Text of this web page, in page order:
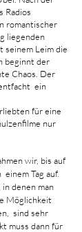
Radios
romantischer
liegenden
seinem Leim die
beginnt der
Chaos. Der
ein
für eine
nur
wir, bis auf
Tag auf.
denen man
Möglichkeit
sind sehr
muss dann für